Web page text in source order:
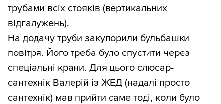
трубами всіх стояків (вертикальних
відгалужень).
На додачу труби закупорили бульбашки
повітря. Його треба було спустити через
спеціальні крани. Для цього слюсар-
сантехнік Валерій із ЖЕД (надалі просто
сантехнік) мав прийти саме тоді, коли було